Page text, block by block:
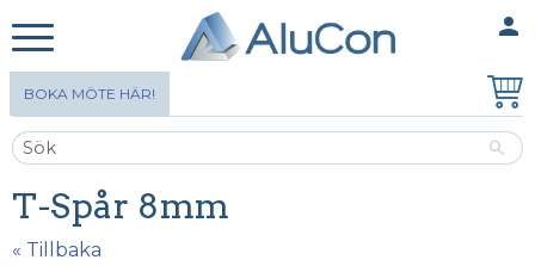
person
BOKA MÖTE HÄR!
T-Spår 8mm
« Tillbaka